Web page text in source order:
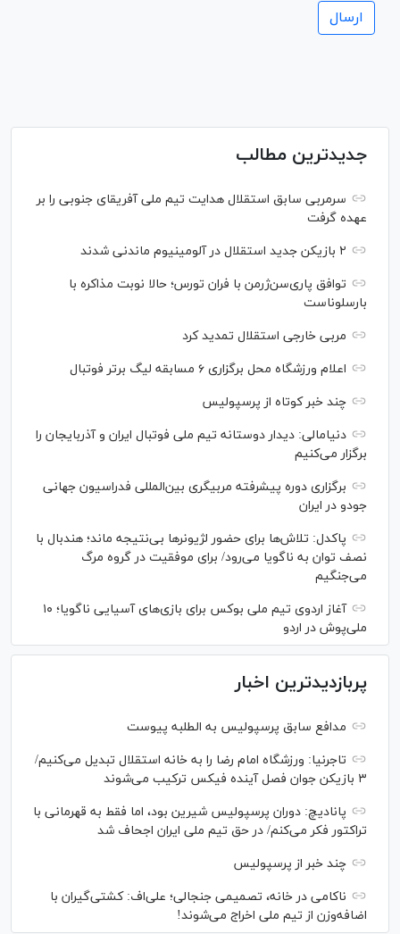
جدیدترین مطالب
سرمربی سابق استقلال هدایت تیم ملی آفریقای جنوبی را بر
عهده گرفت
۲ بازیکن جدید استقلال در آلومینیوم ماندنی شدند
توافق پاری‌سن‌ژرمن با فران تورس؛ حالا نوبت مذاکره با
بارسلوناست
مربی خارجی استقلال تمدید کرد
اعلام ورزشگاه محل برگزاری ۶ مسابقه لیگ برتر فوتبال
چند خبر کوتاه از پرسپولیس
دنیامالی: دیدار دوستانه تیم ملی فوتبال ایران و آذربایجان را
برگزار می‌کنیم
برگزاری دوره پیشرفته مربیگری بین‌المللی فدراسیون جهانی
جودو در ایران
پاکدل: تلاش‌ها برای حضور لژیونر‌ها بی‌نتیجه ماند؛ هندبال با
نصف توان به ناگویا می‌رود/ برای موفقیت در گروه مرگ
می‌جنگیم
آغاز اردوی تیم ملی بوکس برای بازی‌های آسیایی ناگویا؛ ۱۰
ملی‌پوش در اردو
پربازدیدترین اخبار
مدافع سابق پرسپولیس به الطلبه پیوست
تاجرنیا: ورزشگاه امام رضا را به خانه استقلال تبدیل می‌کنیم/
۳ بازیکن جوان فصل آینده فیکس ترکیب می‌شوند
پانادیچ: دوران پرسپولیس شیرین بود، اما فقط به قهرمانی با
تراکتور فکر می‌کنم/ در حق تیم ملی ایران اجحاف شد
چند خبر از پرسپولیس
ناکامی در خانه، تصمیمی جنجالی؛ علی‌اف: کشتی‌گیران با
اضافه‌وزن از تیم ملی اخراج می‌شوند!